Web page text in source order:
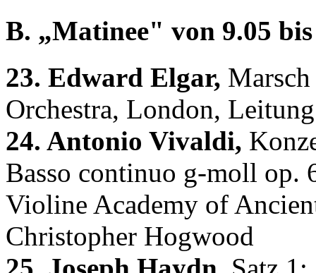
B. „Matinee" von 9.05
23. Edward Elgar,
Orchestra, London,
24. Antonio Vivaldi,
Basso continuo g-moll op.
Violine Academy of
Christopher Hogwood